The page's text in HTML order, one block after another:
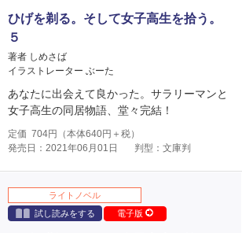
ひげを剃る。そして女子高生を拾う。
５
著者 しめさば
イラストレーター ぶーた
あなたに出会えて良かった。サラリーマンと
女子高生の同居物語、堂々完結！
定価 704円（本体640円＋税）
発売日：2021年06月01日
判型：文庫判
ライトノベル
試し読みをする
電子版